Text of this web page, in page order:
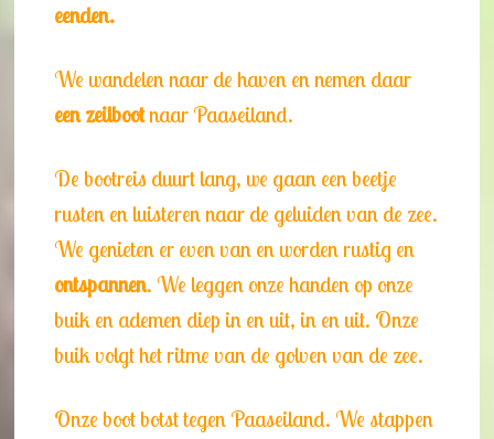
eenden.
We wandelen naar de haven en nemen daar
een zeilbootnaar Paaseiland.
De bootreis duurt lang, we gaan een beetje
rusten en luisteren naar de geluiden van de zee.
We genieten er even van en worden rustig en
ontspannen. We leggen onze handen op onze
buik en ademen diep in en uit, in en uit. Onze
buik volgt het ritme van de golven van de zee.
Onze boot botst tegen Paaseiland. We stappen